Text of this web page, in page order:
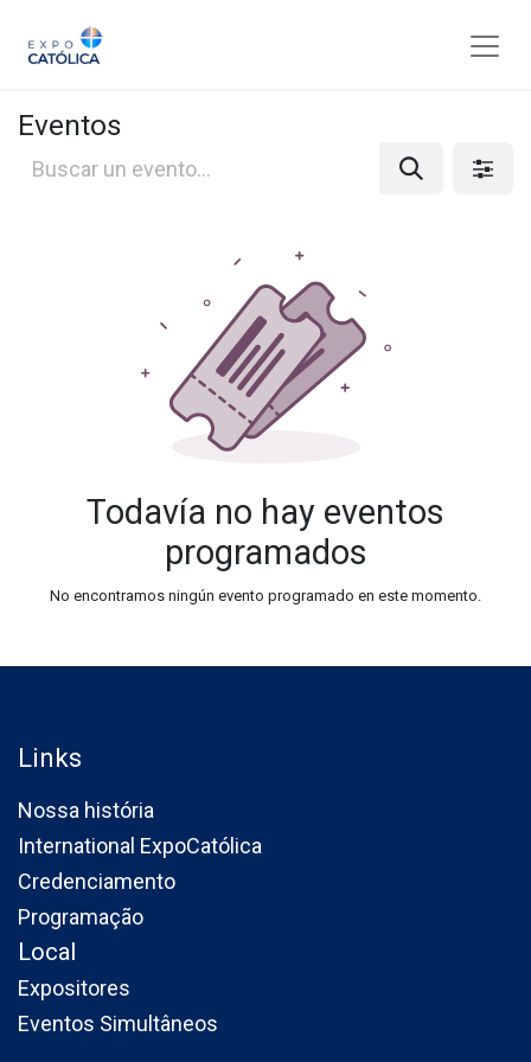
Eventos
Todavía no hay eventos
programados
No encontramos ningún evento programado en este momento.
Links
Nossa história
International ExpoCatólica
Credenciamento
Programação
Local
Expositores
Eventos Simultâneos